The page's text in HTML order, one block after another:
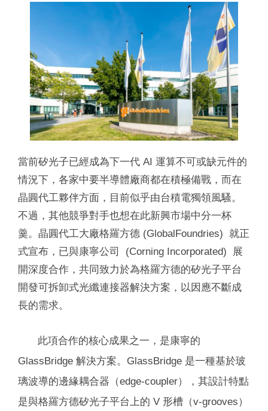
當前矽光子已經成為下一代 AI 運算不可或缺元件的
情況下，各家中要半導體廠商都在積極備戰，而在
晶圓代工夥伴方面，目前似乎由台積電獨領風騷。
不過，其他競爭對手也想在此新興市場中分一杯
羹。晶圓代工大廠格羅方德 (GlobalFoundries) 就正
式宣布，已與康寧公司 (Corning Incorporated) 展
開深度合作，共同致力於為格羅方德的矽光子平台
開發可拆卸式光纖連接器解決方案，以因應不斷成
長的需求。
此項合作的核心成果之一，是康寧的
GlassBridge 解決方案。GlassBridge 是一種基於玻
璃波導的邊緣耦合器（edge-coupler），其設計特點
是與格羅方德矽光子平台上的 V 形槽（v-grooves）